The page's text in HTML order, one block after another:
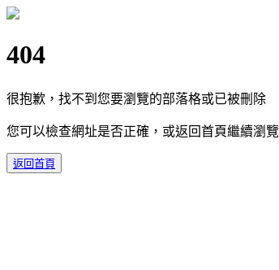
404
很抱歉，找不到您要瀏覽的部落格或已被刪除
您可以檢查網址是否正確，或返回首頁繼續瀏覽
返回首頁